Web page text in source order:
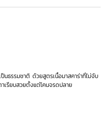
ธรรมชาติ ด้วยสูตรเนื้อมาสคาร่าที่ไม่จับ
เรียบสวยตั้งแต่โคนจรดปลาย